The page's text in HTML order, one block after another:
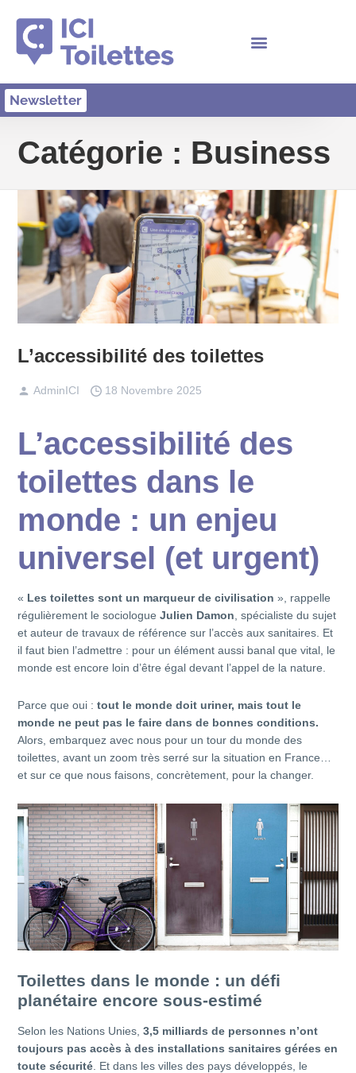
Newsletter
Catégorie : Business
L’accessibilité des toilettes
AdminICI 18 Novembre 2025
L’accessibilité des
toilettes dans le
monde : un enjeu
universel (et urgent)
« Les toilettes sont un marqueur de civilisation », rappelle
régulièrement le sociologueJulien Damon , spécialiste du sujet
et auteur de travaux de référence sur l’accès aux sanitaires. Et
il faut bien l’admettre : pour un élément aussi banal que vital, le
monde est encore loin d’être égal devant l’appel de la nature.
Parce que oui :tout le monde doit uriner, mais tout le
monde ne peut pas le faire dans de bonnes conditions.
Alors, embarquez avec nous pour un tour du monde des
toilettes, avant un zoom très serré sur la situation en France…
et sur ce que nous faisons, concrètement, pour la changer.
Toilettes dans le monde : un défi
planétaire encore sous-estimé
Selon les Nations Unies,3,5 milliards de personnes n’ont
toujours pas accès à des installations sanitaires gérées en
toute sécurité . Et dans les villes des pays développés, le